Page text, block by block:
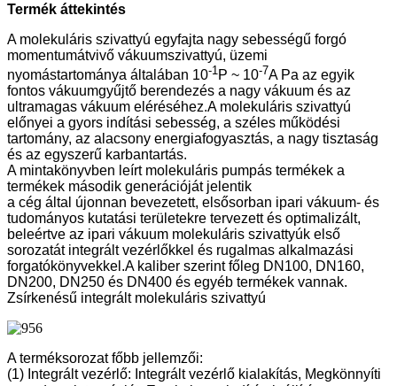
Termék áttekintés
A molekuláris szivattyú egyfajta nagy sebességű forgó
momentumátvivő vákuumszivattyú, üzemi
nyomástartománya általában 10-1 P ~ 10-7A Pa az egyik
fontos vákuumgyűjtő berendezés a nagy vákuum és az
ultramagas vákuum eléréséhez.A molekuláris szivattyú
előnyei a gyors indítási sebesség, a széles működési
tartomány, az alacsony energiafogyasztás, a nagy tisztaság
és az egyszerű karbantartás.
A mintakönyvben leírt molekuláris pumpás termékek a
termékek második generációját jelentik
a cég által újonnan bevezetett, elsősorban ipari vákuum- és
tudományos kutatási területekre tervezett és optimalizált,
beleértve az ipari vákuum molekuláris szivattyúk első
sorozatát integrált vezérlőkkel és rugalmas alkalmazási
forgatókönyvekkel.A kaliber szerint főleg DN100, DN160,
DN200, DN250 és DN400 és egyéb termékek vannak.
Zsírkenésű integrált molekuláris szivattyú
A terméksorozat főbb jellemzői:
(1) Integrált vezérlő: Integrált vezérlő kialakítás, Megkönnyíti